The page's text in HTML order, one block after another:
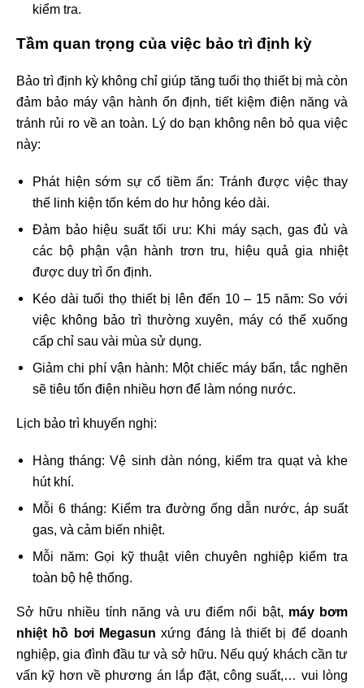
kiểm tra.
Tầm quan trọng của việc bảo trì định kỳ
Bảo trì định kỳ không chỉ giúp tăng tuổi thọ thiết bị mà còn
đảm bảo máy vận hành ổn định, tiết kiệm điện năng và
tránh rủi ro về an toàn. Lý do bạn không nên bỏ qua việc
này:
Phát hiện sớm sự cố tiềm ẩn: Tránh được việc thay
thế linh kiện tốn kém do hư hỏng kéo dài.
Đảm bảo hiệu suất tối ưu: Khi máy sạch, gas đủ và
các bộ phận vận hành trơn tru, hiệu quả gia nhiệt
được duy trì ổn định.
Kéo dài tuổi thọ thiết bị lên đến 10 – 15 năm: So với
việc không bảo trì thường xuyên, máy có thể xuống
cấp chỉ sau vài mùa sử dụng.
Giảm chi phí vận hành: Một chiếc máy bẩn, tắc nghẽn
sẽ tiêu tốn điện nhiều hơn để làm nóng nước.
Lịch bảo trì khuyến nghị:
Hàng tháng: Vệ sinh dàn nóng, kiểm tra quạt và khe
hút khí.
Mỗi 6 tháng: Kiểm tra đường ống dẫn nước, áp suất
gas, và cảm biến nhiệt.
Mỗi năm: Gọi kỹ thuật viên chuyên nghiệp kiểm tra
toàn bộ hệ thống.
Sở hữu nhiều tính năng và ưu điểm nổi bật, máy bơm
nhiệt hồ bơi Megasun xứng đáng là thiết bị để doanh
nghiệp, gia đình đầu tư và sở hữu. Nếu quý khách cần tư
vấn kỹ hơn về phương án lắp đặt, công suất,… vui lòng